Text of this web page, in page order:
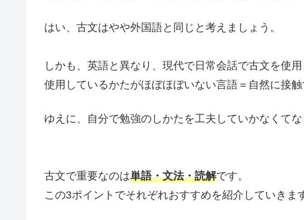
はい、古文はやや外国語と同じと考えましょう。
しかも、英語と異なり、現代で日常会話で古文を使
使用しているかたがほぼほぼいない言語＝自然に接
ゆえに、自分で勉強のしかたを工夫していかなくて
古文で重要なのは単語・文法・読解です。
この3ポイントでそれぞれおすすめを紹介していきま